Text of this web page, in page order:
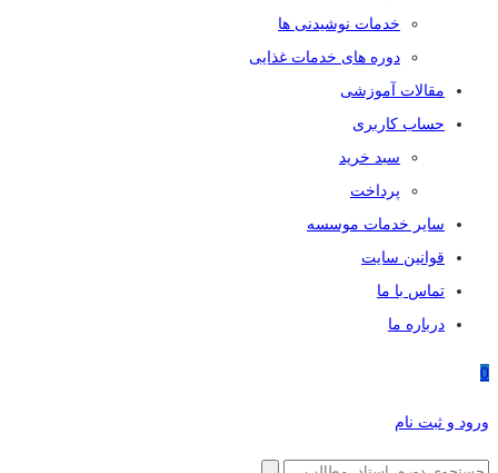
خدمات نوشیدنی ها
دوره های خدمات غذایی
مقالات آموزشی
حساب کاربری
سبد خرید
پرداخت
سایر خدمات موسسه
قوانین سایت
تماس با ما
درباره ما
0
ورود و ثبت نام